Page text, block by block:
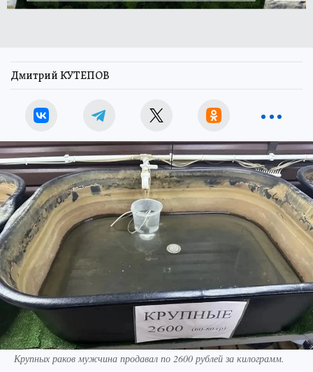
Дмитрий КУТЕПОВ
Крупных раков мужчина продавал по 2600 рублей за килограмм.